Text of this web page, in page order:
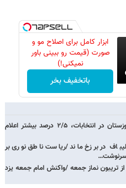
ابزار کامل برای اصلاح مو و
صورت (قیمت رو ببینی باور
نمیکنی!)
باتخفیف بخر
چرا درصد مشارکت خوزستان در انتخابات، ۲/۵ درصد بیشتر اعلام
در برزخ ماند /ریاست ناطق نوری بر
تریبون نماز جمعه /واکنش امام جمعه یزد